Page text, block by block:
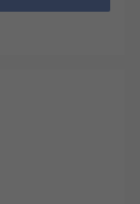
งเห็นภาพ